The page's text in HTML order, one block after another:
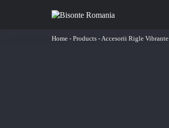
Home - Products -Accesorii Rigle Vibrante